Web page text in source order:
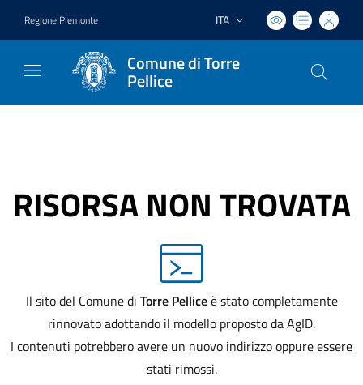
Regione Piemonte Lingua attiva:
ITA
Comune di Torre
Pellice
RISORSA NON TROVATA
Il sito del Comune di Torre Pelliceè stato completamente
rinnovato adottando il modello proposto da AgID.
I contenuti potrebbero avere un nuovo indirizzo oppure essere
stati rimossi.